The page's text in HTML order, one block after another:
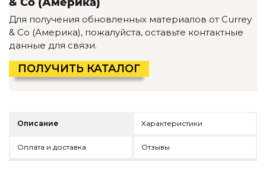
Детская мебель
Уличная и садовая мебель
Фитнес и wellness-оборудование
Коллекции
ROOM — Modern
INTERRA — Soft Modern
Все коллекции мебели
Для получения обновленных материалов от Currey
& Co (Америка), пожалуйста, оставьте контактные
данные для связи.
ПОЛУЧИТЬ КАТАЛОГ
Описание Характеристики
Оплата и доставка Отзывы